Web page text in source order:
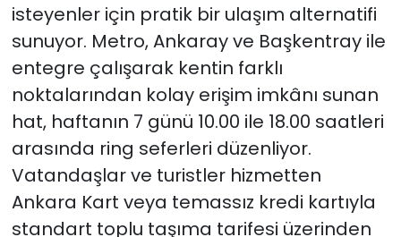
isteyenler için pratik bir ulaşım alternatifi
sunuyor. Metro, Ankaray ve Başkentray ile
entegre çalışarak kentin farklı
noktalarından kolay erişim imkânı sunan
hat, haftanın 7 günü 10.00 ile 18.00 saatleri
arasında ring seferleri düzenliyor.
Vatandaşlar ve turistler hizmetten
Ankara Kart veya temassız kredi kartıyla
standart toplu taşıma tarifesi üzerinden